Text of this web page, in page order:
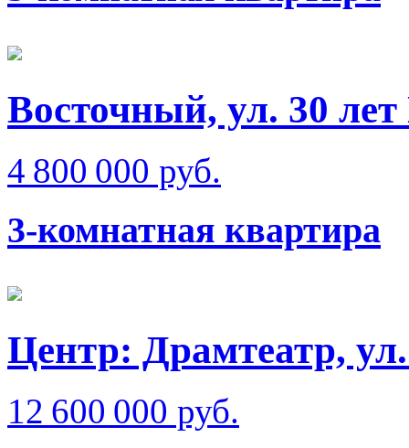
Восточный, ул. 30
4 800 000 руб.
3-комнатная квартира
Центр: Драмтеатр,
12 600 000 руб.